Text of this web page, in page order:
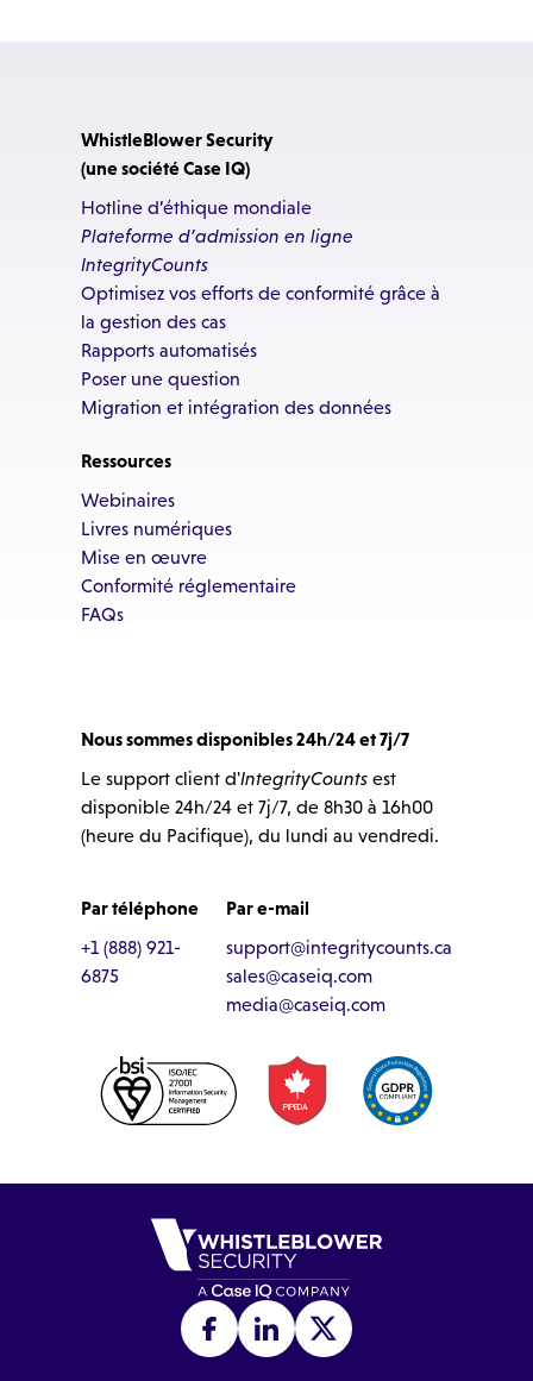
WhistleBlower Security
(une société Case IQ)
Hotline d’éthique mondiale
Plateforme d’admission en ligne
IntegrityCounts
Optimisez vos efforts de conformité grâce à
la gestion des cas
Rapports automatisés
Poser une question
Migration et intégration des données
Ressources
Webinaires
Livres numériques
Mise en œuvre
Conformité réglementaire
FAQs
Nous sommes disponibles 24h/24 et 7j/7
Le support client d'IntegrityCounts est
disponible 24h/24 et 7j/7, de 8h30 à 16h00
(heure du Pacifique), du lundi au vendredi.
Par téléphone
+1 (888) 921-
6875
Par e-mail
support@integritycounts.ca
sales@caseiq.com
media@caseiq.com